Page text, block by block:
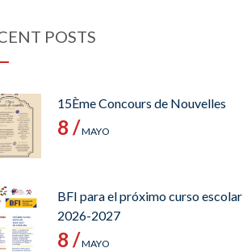
POSTS
15Ème Concours de Nouvelles
8 /MAYO
BFI para el próximo curso escolar
2026-2027
8 /MAYO